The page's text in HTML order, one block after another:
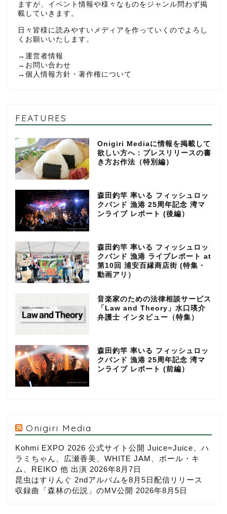
ますが、イベント情報や様々なものをジャンル問わず掲
載していきます。
日々皆様に読みやすいメディアを作っていくのでよろし
くお願いいたします。
→ 運営者情報
→ お問い合わせ
→ 個人情報方針・著作権について
FEATURES
Onigiri Mediaに情報を掲載して
欲しい方へ：プレスリリースの書
き方お作法（特別編）
森田釣竿 率いる フィッシュロッ
クバンド 漁港 25周年記念 湾マ
ンライブ レポート (後編）
森田釣竿 率いる フィッシュロッ
クバンド 漁港 ライブレポート at
第10回 浦安百縁商店街 (特集・
動画アリ）
音楽家のための法律相談サービス
「Law and Theory」水口瑛介
弁護士 インタビュー（特集）
森田釣竿 率いる フィッシュロッ
クバンド 漁港 25周年記念 湾マ
ンライブ レポート (前編）
Onigiri Media
Kohmi EXPO 2026 公式サイト公開 Juice=Juice、ハ
ラミちゃん、広瀬香美、WHITE JAM、ポール・キ
ム、REIKO 他 出演 2026年8月7日
昆虫はすりんぐ 2ndアルバムを8月5日配信リリース
収録曲「森林の伝説」のMV公開 2026年8月5日